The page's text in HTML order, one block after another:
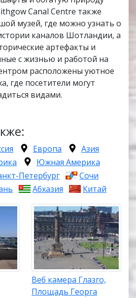
Canal Centre также
музей, где можно узнать о
каналов Шотландии, а
артефакты и
с жизнью и работой на
расположены уютное
где посетители могут
видами.
Европа
Азия
Южная Америка
Петербург
Сочи
Абхазия Китай
Веб камера Глазго,
Площадь Георга